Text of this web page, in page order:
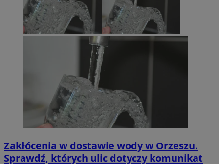
Zakłócenia w dostawie wody w Orzeszu.
Sprawdź, których ulic dotyczy komunikat